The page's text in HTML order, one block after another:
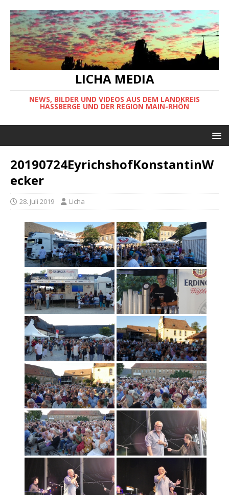
LICHA MEDIA
NEWS, BILDER UND VIDEOS AUS DEM LANDKREIS
HASSBERGE UND DER REGION MAIN-RHÖN
20190724EyrichshofKonstantinW
ecker
28. Juli 2019 Licha